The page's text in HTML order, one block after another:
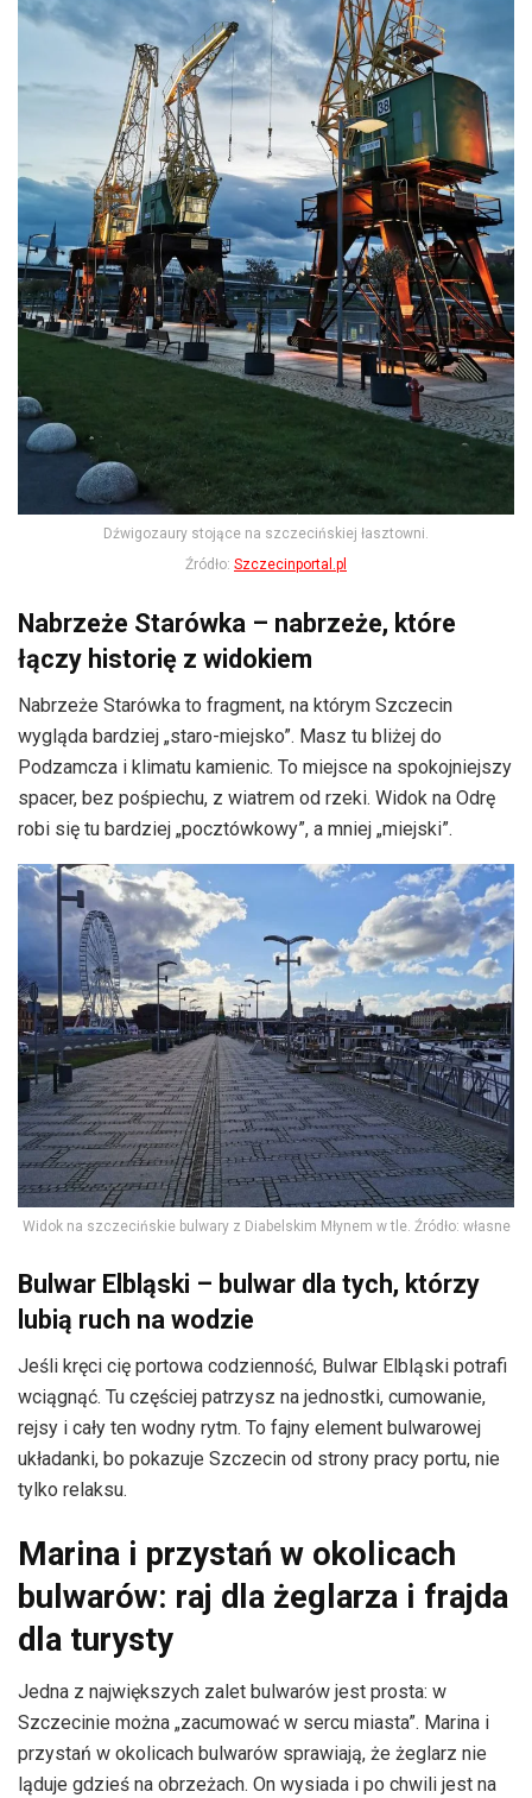
Dźwigozaury stojące na szczecińskiej łasztowni.
Źródło: Szczecinportal.pl
Nabrzeże Starówka – nabrzeże, które
łączy historię z widokiem
Nabrzeże Starówka to fragment, na którym Szczecin
wygląda bardziej „staro-miejsko”. Masz tu bliżej do
Podzamcza i klimatu kamienic. To miejsce na spokojniejszy
spacer, bez pośpiechu, z wiatrem od rzeki. Widok na Odrę
robi się tu bardziej „pocztówkowy”, a mniej „miejski”.
Widok na szczecińskie bulwary z Diabelskim Młynem w tle. Źródło: własne
Bulwar Elbląski – bulwar dla tych, którzy
lubią ruch na wodzie
Jeśli kręci cię portowa codzienność, Bulwar Elbląski potrafi
wciągnąć. Tu częściej patrzysz na jednostki, cumowanie,
rejsy i cały ten wodny rytm. To fajny element bulwarowej
układanki, bo pokazuje Szczecin od strony pracy portu, nie
tylko relaksu.
Marina i przystań w okolicach
bulwarów: raj dla żeglarza i frajda
dla turysty
Jedna z największych zalet bulwarów jest prosta: w
Szczecinie można „zacumować w sercu miasta”. Marina i
przystań w okolicach bulwarów sprawiają, że żeglarz nie
ląduje gdzieś na obrzeżach. On wysiada i po chwili jest na